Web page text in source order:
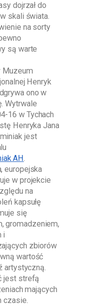
dojrzał do
skali świata.
na sorty
są warte
Muzeum
Henryk
ono w
Wytrwale
16 w Tychach
Henryka Jana
jest
AH.
europejska
w projekcie
na
kapsułę
się
gromadzeniem,
i
zbiorów
wartość
artystyczną.
jest strefą
mających
czasie.